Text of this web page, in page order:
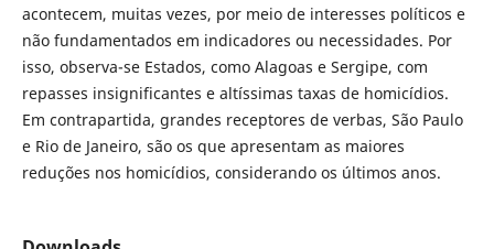
acontecem, muitas vezes, por meio de interesses políticos e
não fundamentados em indicadores ou necessidades. Por
isso, observa-se Estados, como Alagoas e Sergipe, com
repasses insignificantes e altíssimas taxas de homicídios.
Em contrapartida, grandes receptores de verbas, São Paulo
e Rio de Janeiro, são os que apresentam as maiores
reduções nos homicídios, considerando os últimos anos.